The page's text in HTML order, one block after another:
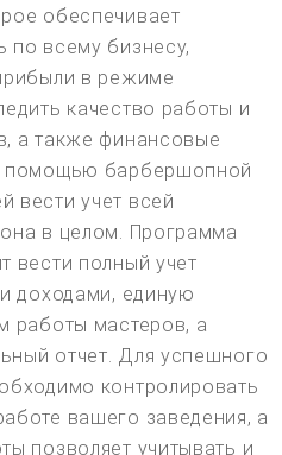
обеспечивает
по всему бизнесу,
в режиме
качество работы и
а также финансовые
помощью барбершопной
вести учет всей
в целом. Программа
вести полный учет
доходами, единую
работы мастеров, а
отчет. Для успешного
контролировать
вашего заведения, а
позволяет учитывать и